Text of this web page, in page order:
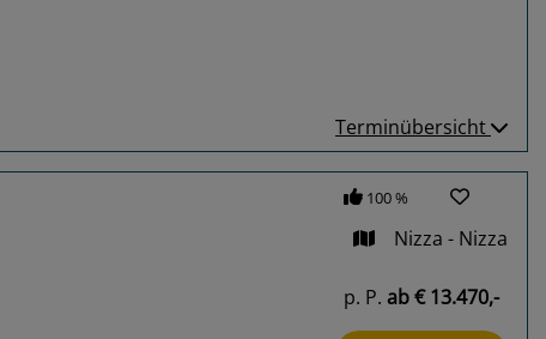
Terminübersicht
100 %
Nizza - Nizza
p. P. ab€ 13.470,-